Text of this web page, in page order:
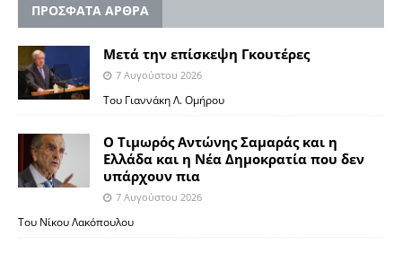
ΠΡΟΣΦΑΤΑ ΑΡΘΡΑ
Μετά την επίσκεψη Γκουτέρες
7 Αυγούστου 2026
Του Γιαννάκη Λ. Ομήρου
Ο Τιμωρός Αντώνης Σαμαράς και η
Ελλάδα και η Νέα Δημοκρατία που δεν
υπάρχουν πια
7 Αυγούστου 2026
Του Νίκου Λακόπουλου